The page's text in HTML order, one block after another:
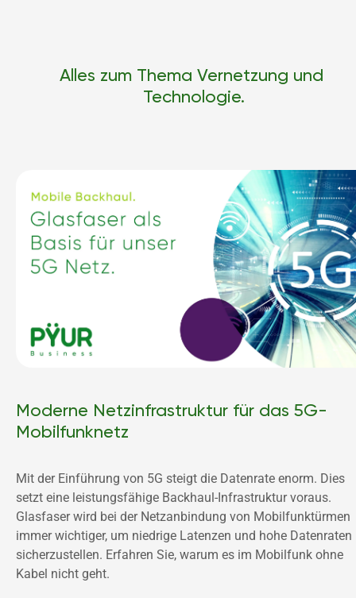
Alles zum Thema Vernetzung und
Technologie.
Moderne Netzinfrastruktur für das 5G-
Mobilfunknetz
Mit der Einführung von 5G steigt die Datenrate enorm. Dies
setzt eine leistungsfähige Backhaul-Infrastruktur voraus.
Glasfaser wird bei der Netzanbindung von Mobilfunktürmen
immer wichtiger, um niedrige Latenzen und hohe Datenraten
sicherzustellen. Erfahren Sie, warum es im Mobilfunk ohne
Kabel nicht geht.